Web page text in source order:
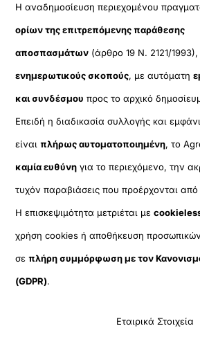
Η αναδημοσίευση περιεχομένου
ορίων της επιτρεπόμενης παράθεσης
αποσπασμάτων (άρθρο 19 Ν. 2121/1993),
ενημερωτικούς σκοπούς, με αυτόματη
και συνδέσμου προς το αρχικό
Επειδή η διαδικασία συλλογής και
είναιπλήρως αυτοματοποιημένη, το
καμία ευθύνη για το περιεχόμενο, την
τυχόν παραβιάσεις που προέρχονται από
Η επισκεψιμότητα μετριέται με
χρήση cookies ή αποθήκευση
σεπλήρη συμμόρφωση με τον
(GDPR).
Εταιρικά Στοιχεία